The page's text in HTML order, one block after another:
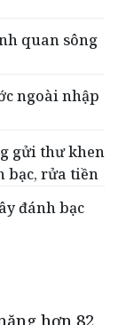
gọi
quan sông
ngoài nhập
gửi thư khen
rửa tiền
đánh bạc